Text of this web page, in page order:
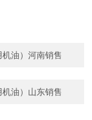
油）河南销售
油）山东销售